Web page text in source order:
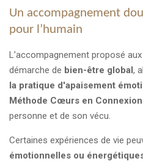
Un accompagnement
pour l’humain
L’accompagnement proposé
démarche de bien-être global,
la pratique d'apaisement
Méthode Cœurs en
personne et de son vécu.
Certaines expériences de vie
émotionnelles ou